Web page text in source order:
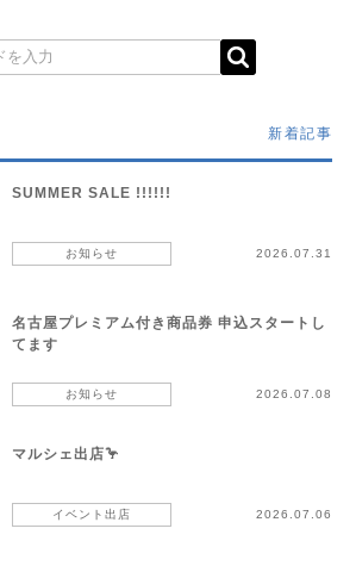
新着記事
SUMMER SALE !!!!!!
お知らせ 2026.07.31
名古屋プレミアム付き商品券 申込スタートし
てます
お知らせ 2026.07.08
マルシェ出店🦩
イベント出店 2026.07.06